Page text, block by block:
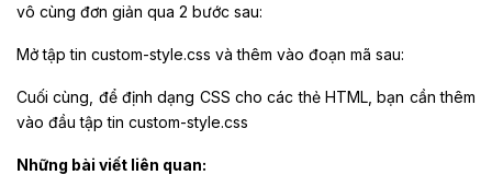
vô cùng đơn giản qua 2 bước sau:
Mở tập tin custom-style.css và thêm vào đoạn mã sau:
Cuối cùng, để định dạng CSS cho các thẻ HTML, bạn cần thêm
vào đầu tập tin custom-style.css
Những bài viết liên quan: